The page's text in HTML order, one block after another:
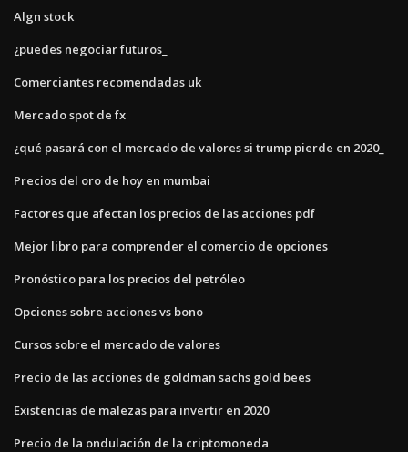
Algn stock
¿puedes negociar futuros_
Comerciantes recomendadas uk
Mercado spot de fx
¿qué pasará con el mercado de valores si trump pierde en 2020_
Precios del oro de hoy en mumbai
Factores que afectan los precios de las acciones pdf
Mejor libro para comprender el comercio de opciones
Pronóstico para los precios del petróleo
Opciones sobre acciones vs bono
Cursos sobre el mercado de valores
Precio de las acciones de goldman sachs gold bees
Existencias de malezas para invertir en 2020
Precio de la ondulación de la criptomoneda